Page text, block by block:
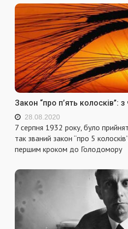
Закон “про п’ять колосків”: з
28.08.2020
7 серпня 1932 року, було
так званий закон “про 5
першим кроком до Голодомору